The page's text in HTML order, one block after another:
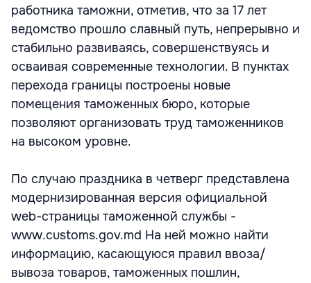
работника таможни, отметив, что за 17 лет
ведомство прошло славный путь, непрерывно и
стабильно развиваясь, совершенствуясь и
осваивая современные технологии. В пунктах
перехода границы построены новые
помещения таможенных бюро, которые
позволяют организовать труд таможенников
на высоком уровне.
По случаю праздника в четверг представлена
модернизированная версия официальной
web-страницы таможенной службы -
www.customs.gov.md На ней можно найти
информацию, касающуюся правил ввоза/
вывоза товаров, таможенных пошлин,